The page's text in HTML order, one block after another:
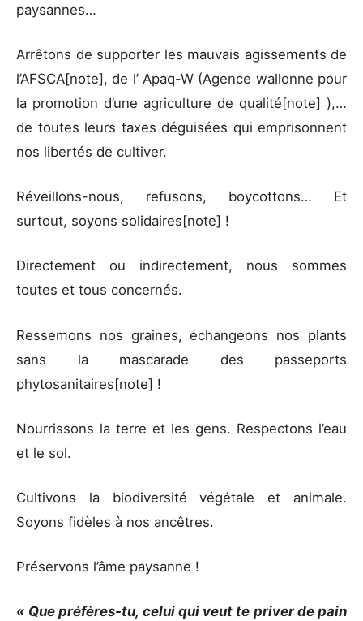
paysannes…
Arrêtons de supporter les mauvais agissements de
l’AFSCA[note], de l’ Apaq-W (Agence wallonne pour
la promotion d’une agriculture de qualité[note] ),…
de toutes leurs taxes déguisées qui emprisonnent
nos libertés de cultiver.
Réveillons-nous, refusons, boycottons… Et
surtout, soyons solidaires[note] !
Directement ou indirectement, nous sommes
toutes et tous concernés.
Ressemons nos graines, échangeons nos plants
sans la mascarade des passeports
phytosanitaires[note] !
Nourrissons la terre et les gens. Respectons l’eau
et le sol.
Cultivons la biodiversité végétale et animale.
Soyons fidèles à nos ancêtres.
Préservons l’âme paysanne !
« Que préfères-tu, celui qui veut te priver de pain